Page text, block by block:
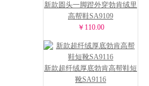
新款圆头一脚蹬外穿勃肯绒里
高帮鞋SA9109
￥110.00
新款超纤绒厚底勃肯高帮鞋短
靴SA9116